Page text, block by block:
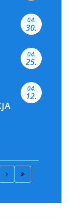
04.
30.
04.
25.
04.
12.